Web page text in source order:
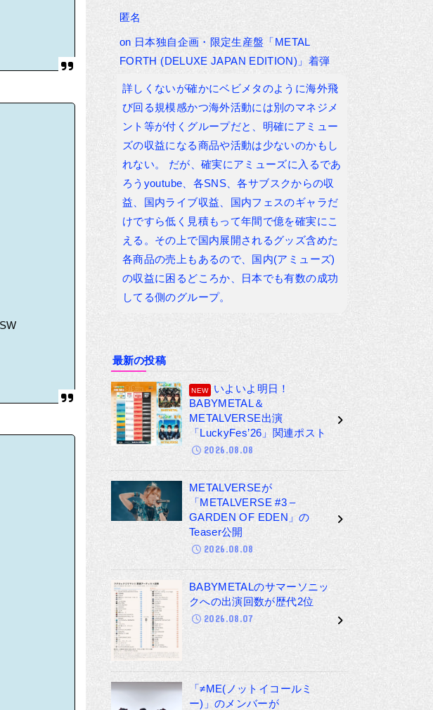
匿名
on 日本独自企画・限定生産盤「METAL
FORTH (DELUXE JAPAN EDITION)」着弾
詳しくないが確かにベビメタのように海外飛
び回る規模感かつ海外活動には別のマネジメ
ント等が付くグループだと、明確にアミュー
ズの収益になる商品や活動は少ないのかもし
れない。 だが、確実にアミューズに入るであ
ろうyoutube、各SNS、各サブスクからの収
益、国内ライブ収益、国内フェスのギャラだ
けですら低く見積もって年間で億を確実にこ
える。その上で国内展開されるグッズ含めた
各商品の売上もあるので、国内(アミューズ)
の収益に困るどころか、日本でも有数の成功
してる側のグループ。
最新の投稿
いよいよ明日！
BABYMETAL＆
METALVERSE出演
「LuckyFes’26」関連ポスト
2026.08.08
METALVERSEが
「METALVERSE #3 –
GARDEN OF EDEN」の
Teaser公開
2026.08.08
BABYMETALのサマーソニッ
クへの出演回数が歴代2位
2026.08.07
「≠ME(ノットイコールミ
ー)」のメンバーが